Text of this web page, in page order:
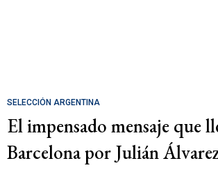
SELECCIÓN ARGENTINA
El impensado mensaje que
Barcelona por Julián